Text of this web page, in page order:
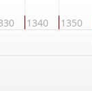
1340 1350